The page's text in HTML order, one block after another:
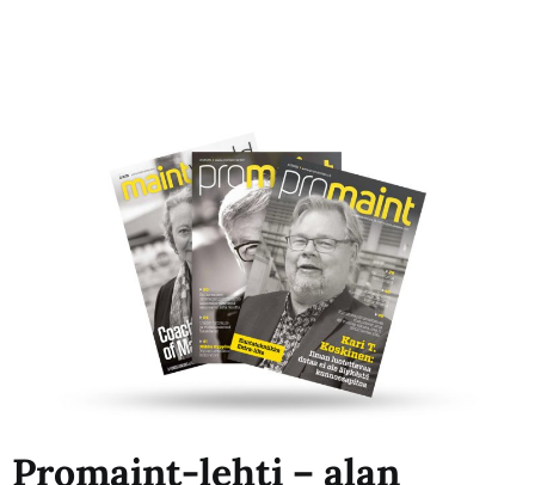
Promaint-lehti – alan